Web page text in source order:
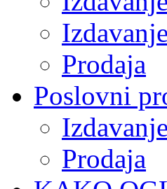
Prodaja
Poslovni
Izdavanje
Prodaja